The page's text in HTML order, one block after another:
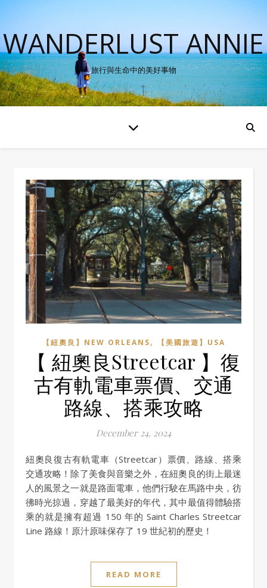
WANDERLUST ANNIE
旅行與生命中的美好事物
【紐奧良】NEW ORLEANS, 【美國旅遊】USA
【 紐奧良Streetcar 】復
古有軌電車票價、交通
路線、搭乘攻略
December 24, 2024
紐奧良復古有軌電車（Streetcar）票價、路線、搭乘
交通攻略！除了美食與音樂之外，在紐奧良的街上最迷
人的風景之一就是路面電車，他們行駛在馬路中央，彷
彿時光掠過，穿越了最美好的年代，其中最值得體驗搭
乘的就是擁有超過 150 年的 Saint Charles Streetcar
Line 路線！原汁原味保存了 19 世紀初的歷史！
READ MORE